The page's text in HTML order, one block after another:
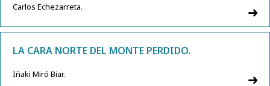
Carlos Echezarreta.
LA CARA NORTE DEL MONTE PERDIDO.
Iñaki Miró Biar.